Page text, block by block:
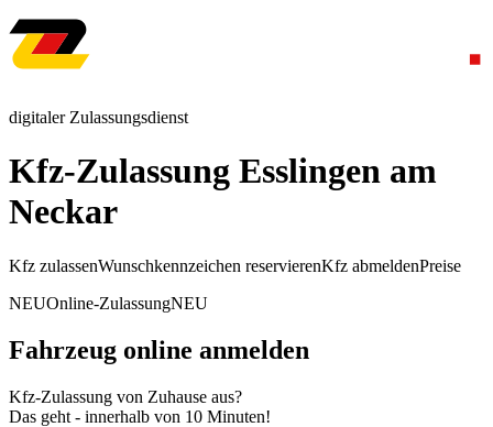
digitaler Zulassungsdienst
Kfz-Zulassung Esslingen am
Neckar
Kfz zulassenWunschkennzeichen reservierenKfz abmeldenPreise
NEUOnline-ZulassungNEU
Fahrzeug online anmelden
Kfz-Zulassung von Zuhause aus?
Das geht - innerhalb von 10 Minuten!